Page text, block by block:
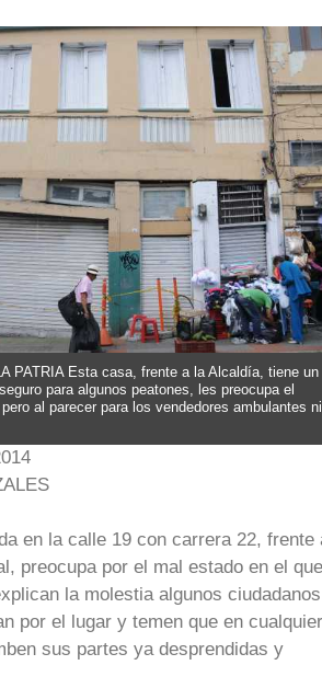
PATRIA Esta casa, frente a la Alcaldía, tiene un
para algunos peatones, les preocupa el
al parecer para los vendedores ambulantes ni
en la calle 19 con carrera 22, frente
preocupa por el mal estado en el que
la molestia algunos
por el lugar y temen que en cualquier
sus partes ya desprendidas y